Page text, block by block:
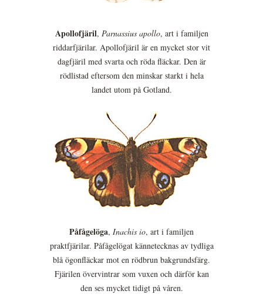
Apollofjäril, Parnassius apollo, art i familjen
riddarfjärilar. Apollofjäril är en mycket stor vit
dagfjäril med svarta och röda fläckar. Den är
rödlistad eftersom den minskar starkt i hela
landet utom på Gotland.
Påfågelöga, Inachis io, art i familjen
praktfjärilar. Påfågelögat kännetecknas av tydliga
blå ögonfläckar mot en rödbrun bakgrundsfärg.
Fjärilen övervintrar som vuxen och därför kan
den ses mycket tidigt på våren.